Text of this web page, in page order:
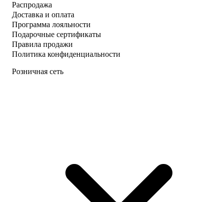
Распродажа
Доставка и оплата
Программа лояльности
Подарочные сертификаты
Правила продажи
Политика конфиденциальности
Розничная сеть